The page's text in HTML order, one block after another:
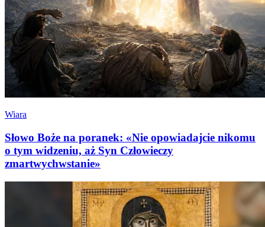
Wiara
Słowo Boże na poranek: «Nie opowiadajcie nikomu
o tym widzeniu, aż Syn Człowieczy
zmartwychwstanie»